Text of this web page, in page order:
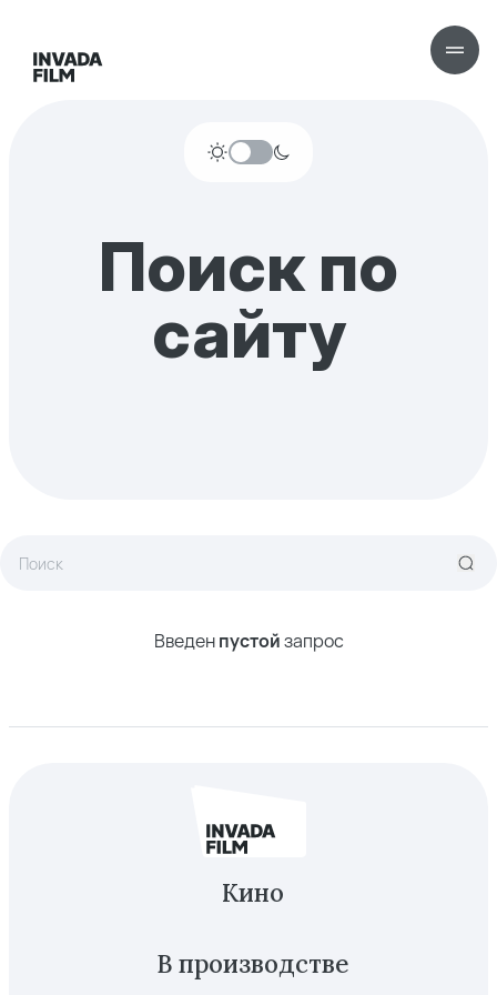
Поиск по
сайту
Введенпустойзапрос
Кино
В производстве